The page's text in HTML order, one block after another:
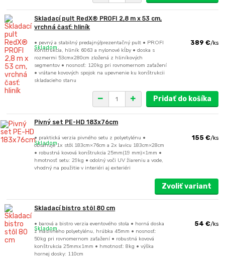
Skladací pult RedX® PROFI 2,8 m x 53 cm,
vrchná časť: hliník
• pevný a stabilný predajný/prezentačný pult • PROFI
konštrukcia, hliník 6063 a nylonové kĺby • doska s
rozmermi 53cmx280cm zložená z hliníkových
segmentov • nosnosť: 120kg pri rovnomernom zaťažení
• vrátane kovových spojok na upevnenie ku konštrukcii
skladacieho stanu
389 €/ks
Skladom
Pridať do košíka
Pivný set PE-HD 183x76cm
• praktická verzia pivného setu z polyetylénu •
obsahuje 1x stôl 183cm×76cm a 2x lavicu 183cm×28cm
• robustná kovová konštrukcia 25mm(19 mm)×1mm •
hmotnosť setu: 29kg • odolný voči UV žiareniu a vode,
vhodný na použitie v interiéri aj exteriéri
155 €/ks
Skladom
Zvoliť variant
Skladací bistro stôl 80 cm
• barová a bistro verzia eventového stola • horná doska
z masívneho polyetylénu, hrúbka 45mm • nosnosť:
50kg pri rovnomernom zaťažení • robustná kovová
konštrukcia 25mmx1mm • hmotnosť: 8kg • výška
hornej dosky: 110cm
54 €/ks
Skladom